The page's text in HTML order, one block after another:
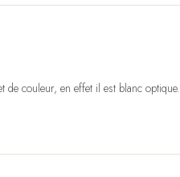
de couleur, en effet il est blanc optique.